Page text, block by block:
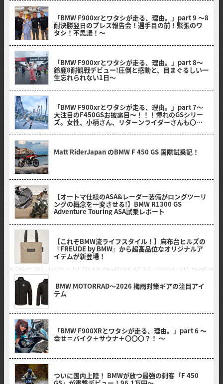
「BMW F900xrとワタシが走る、理由。」part 9 〜8
耐決勝翌日のプレス報告会！選手目の前！緊張のワ
タシ！不思議！〜
「BMW F900xrとワタシが走る、理由。」part 8〜
鈴鹿8耐観戦デビュー!圧倒と感動と、目まぐるしい一
生忘れられない1日〜
「BMW F900xrとワタシが走る、理由。」part 7～
大注目のF450GSお披露目～！！！憧れのGSシリー
ズ。女性、小柄さん、リターンライダーさんも〇〇
Matt RiderJapan のBMW F 450 GS 国際試乗記！
【オートマ仕様のASA&レーダー装備がロングツーリ
ングの概念を一変させる!】BMW R1300 GS
Adventure Touring ASA試乗レポート
【これぞBMW流ライフスタイル！】麻布台ヒルズの
『FREUDE by BMW』から超高品位なオリジナルア
イテムが新登場！
BMW MOTORRAD〜2026 梅雨対策ギアの注目アイ
テム
「BMW F900XRとワタシが走る、理由。」part 6 〜
幸せ＝バイク＋サウナ＋〇〇〇？！ 〜
ついに国内上陸！ BMWが放つ最強の刺客「F 450